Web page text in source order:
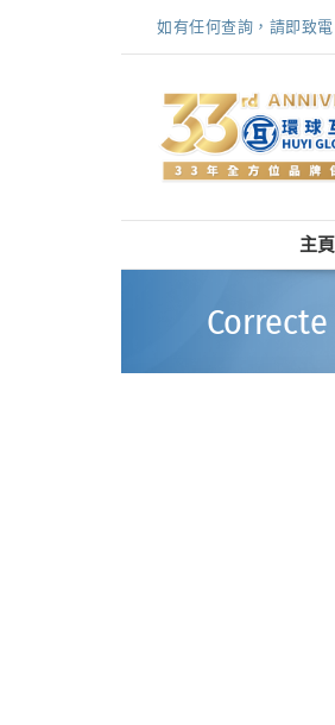
如有任何查詢，請即致電
主頁